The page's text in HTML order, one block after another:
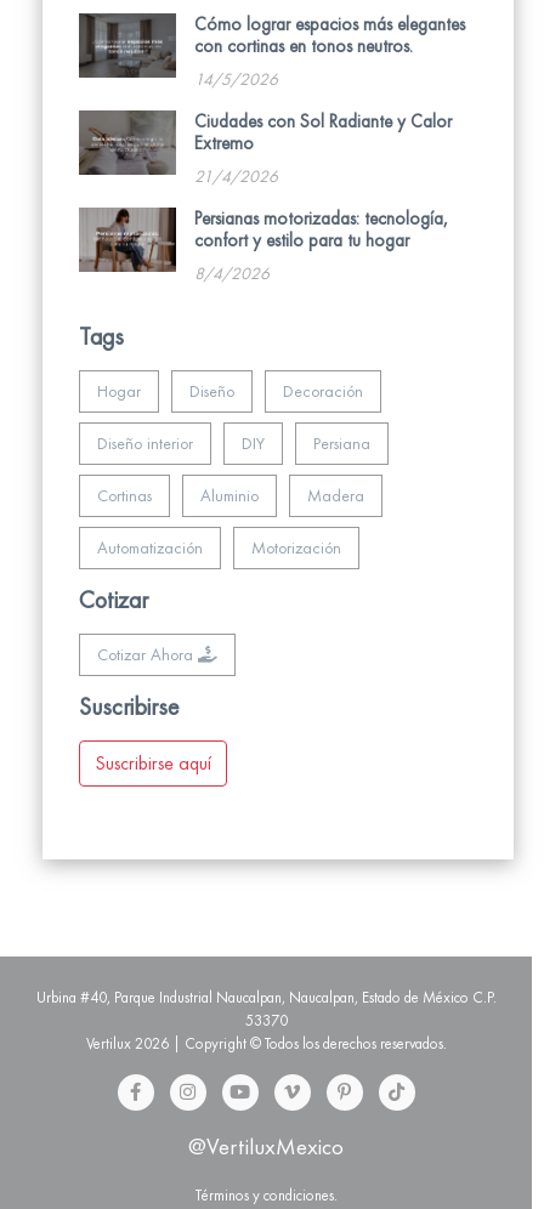
Cómo lograr espacios más elegantes
con cortinas en tonos neutros.
14/5/2026
Ciudades con Sol Radiante y Calor
Extremo
21/4/2026
Persianas motorizadas: tecnología,
confort y estilo para tu hogar
8/4/2026
Tags
Hogar Diseño Decoración
Diseño interior DIY Persiana
Cortinas Aluminio Madera
Automatización Motorización
Cotizar
Cotizar Ahora
Suscribirse
Suscribirse aquí
Urbina #40, Parque Industrial Naucalpan, Naucalpan, Estado de México C.P.
53370
Vertilux 2026 | Copyright © Todos los derechos reservados.
@VertiluxMexico
Términos y condiciones.